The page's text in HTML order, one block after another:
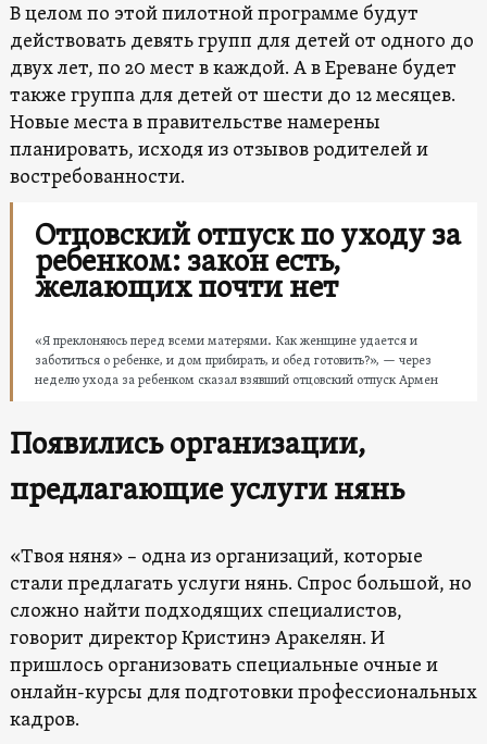
В целом по этой пилотной программе будут
действовать девять групп для детей от одного до
двух лет, по 20 мест в каждой. А в Ереване будет
также группа для детей от шести до 12 месяцев.
Новые места в правительстве намерены
планировать, исходя из отзывов родителей и
востребованности.
Отцовский отпуск по уходу за
ребенком: закон есть,
желающих почти нет
«Я преклоняюсь перед всеми матерями. Как женщине удается и
заботиться о ребенке, и дом прибирать, и обед готовить?», — через
неделю ухода за ребенком сказал взявший отцовский отпуск Армен
Появились организации,
предлагающие услуги нянь
«Твоя няня» – одна из организаций, которые
стали предлагать услуги нянь. Спрос большой, но
сложно найти подходящих специалистов,
говорит директор Кристинэ Аракелян. И
пришлось организовать специальные очные и
онлайн-курсы для подготовки профессиональных
кадров.